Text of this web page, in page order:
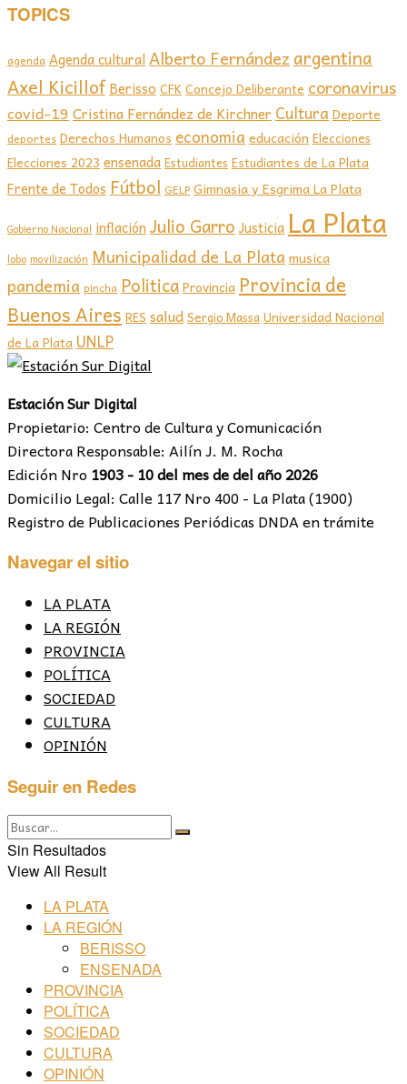
TOPICS
agenda Agenda culturalAlberto Fernández argentina
Axel Kicillof Berisso CFKConcejo Deliberante coronavirus
covid-19 Cristina Fernández de Kirchner Cultura Deporte
deportes Derechos Humanos economia educación Elecciones
Elecciones 2023 ensenada Estudiantes Estudiantes de La Plata
Frente de Todos Fútbol GELP Gimnasia y Esgrima La Plata
Gobierno Nacional inflación Julio Garro Justicia La Plata
lobo movilización Municipalidad de La Plata musica
pandemia pincha PoliticaProvincia Provincia de
Buenos Aires RES saludSergio MassaUniversidad Nacional
de La Plata UNLP
Estación Sur Digital
Propietario: Centro de Cultura y Comunicación
Directora Responsable: Ailín J. M. Rocha
Edición Nro 1903 - 10 del mes de del año 2026
Domicilio Legal: Calle 117 Nro 400 - La Plata (1900)
Registro de Publicaciones Periódicas DNDA en trámite
Navegar el sitio
LA PLATA
LA REGIÓN
PROVINCIA
POLÍTICA
SOCIEDAD
CULTURA
OPINIÓN
Seguir en Redes
Sin Resultados
View All Result
LA PLATA
LA REGIÓN
BERISSO
ENSENADA
PROVINCIA
POLÍTICA
SOCIEDAD
CULTURA
OPINIÓN